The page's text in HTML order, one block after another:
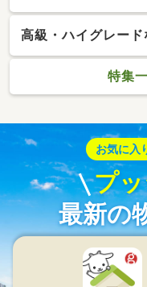
高級・ハイグレー
特集
お気に入
プ
最新の